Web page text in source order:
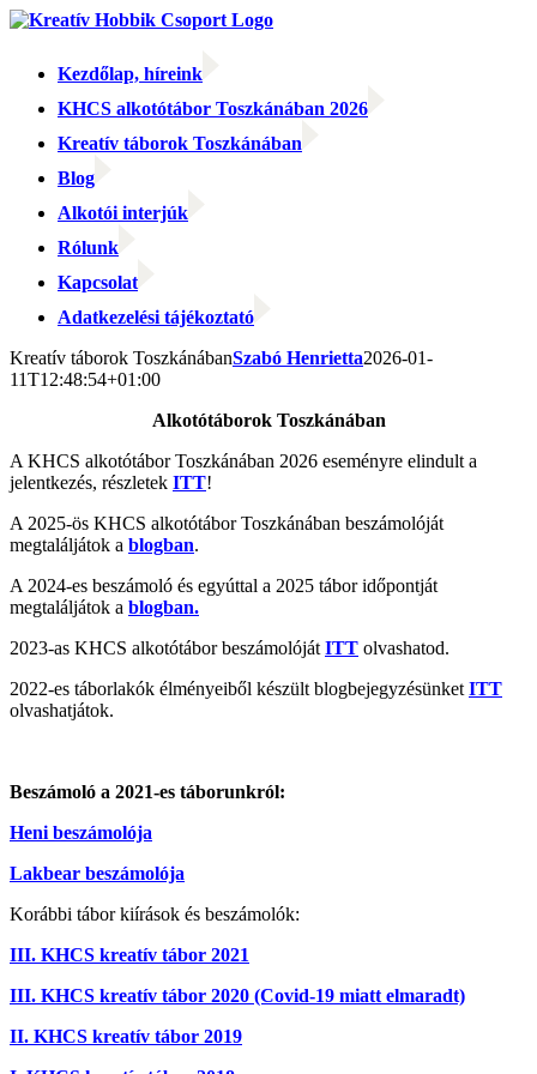
Kihagyás
Kezdőlap, híreink
KHCS alkotótábor Toszkánában 2026
Kreatív táborok Toszkánában
Blog
Alkotói interjúk
Rólunk
Kapcsolat
Adatkezelési tájékoztató
Facebook
Facebook
Email:
Kreatív táborok ToszkánábanSzabó Henrietta2026-01-
11T12:48:54+01:00
Alkotótáborok Toszkánában
A KHCS alkotótábor Toszkánában 2026 eseményre elindult a
jelentkezés, részletek ITT!
A 2025-ös KHCS alkotótábor Toszkánában beszámolóját
megtaláljátok a blogban.
A 2024-es beszámoló és egyúttal a 2025 tábor időpontját
megtaláljátok a blogban.
2023-as KHCS alkotótábor beszámolóját ITT olvashatod.
2022-es táborlakók élményeiből készült blogbejegyzésünket ITT
olvashatjátok.
Beszámoló a 2021-es táborunkról:
Heni beszámolója
Lakbear beszámolója
Korábbi tábor kiírások és beszámolók:
III. KHCS kreatív tábor 2021
III. KHCS kreatív tábor 2020 (Covid-19 miatt elmaradt)
II. KHCS kreatív tábor 2019